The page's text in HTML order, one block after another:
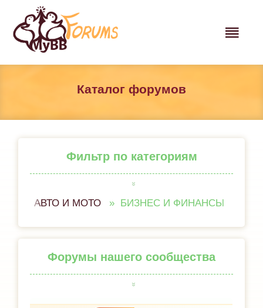
Каталог форумов
Фильтр по категориям
АВТО И МОТО БИЗНЕС И ФИНАНСЫ
Форумы нашего сообщества